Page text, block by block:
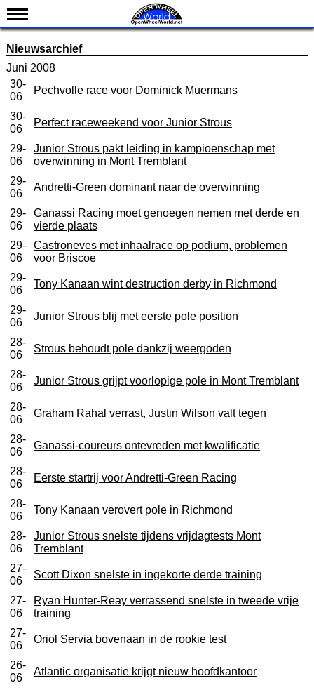
Kalender
Uitslagen
Standen
Coureurs
Teams
IndyCar 101
English
Nieuwsarchief
Juni 2008
30-
06
Pechvolle race voor Dominick Muermans
30-
06
Perfect raceweekend voor Junior Strous
29-
06
Junior Strous pakt leiding in kampioenschap met
overwinning in Mont Tremblant
29-
06
Andretti-Green dominant naar de overwinning
29-
06
Ganassi Racing moet genoegen nemen met derde en
vierde plaats
29-
06
Castroneves met inhaalrace op podium, problemen
voor Briscoe
29-
06
Tony Kanaan wint destruction derby in Richmond
29-
06
Junior Strous blij met eerste pole position
28-
06
Strous behoudt pole dankzij weergoden
28-
06
Junior Strous grijpt voorlopige pole in Mont Tremblant
28-
06
Graham Rahal verrast, Justin Wilson valt tegen
28-
06
Ganassi-coureurs ontevreden met kwalificatie
28-
06
Eerste startrij voor Andretti-Green Racing
28-
06
Tony Kanaan verovert pole in Richmond
28-
06
Junior Strous snelste tijdens vrijdagtests Mont
Tremblant
27-
06
Scott Dixon snelste in ingekorte derde training
27-
06
Ryan Hunter-Reay verrassend snelste in tweede vrije
training
27-
06
Oriol Servia bovenaan in de rookie test
26-
06
Atlantic organisatie krijgt nieuw hoofdkantoor